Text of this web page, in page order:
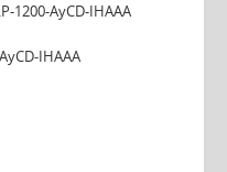
1200-AyCD-IHAAA
IHAAA